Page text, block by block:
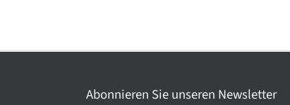
Optionen
Abonnieren Sie unseren Newsletter